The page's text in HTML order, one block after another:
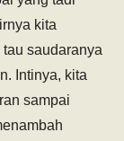
kita
tau saudaranya
Intinya, kita
sampai